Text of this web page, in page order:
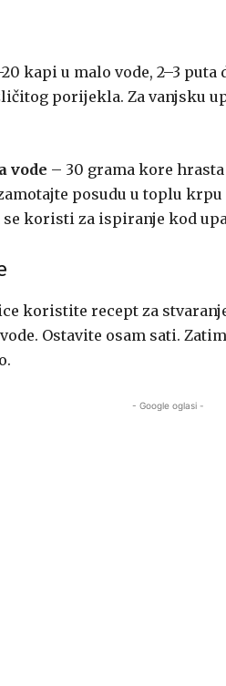
kapi u malo vode, 2–3 puta
porijekla. Za vanjsku
vode – 30 grama kore
posudu u toplu
koristi za ispiranje kod
koristite recept za
Ostavite osam sati.
- Google oglasi -